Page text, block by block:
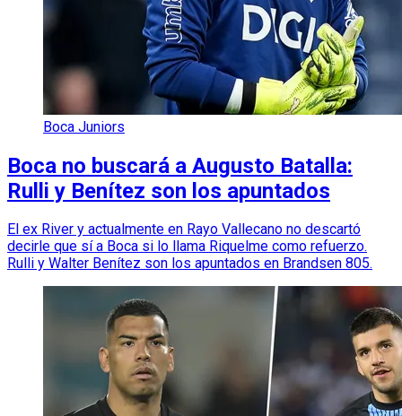
Boca Juniors
Boca no buscará a Augusto Batalla:
Rulli y Benítez son los apuntados
El ex River y actualmente en Rayo Vallecano no descartó
decirle que sí a Boca si lo llama Riquelme como refuerzo.
Rulli y Walter Benítez son los apuntados en Brandsen 805.